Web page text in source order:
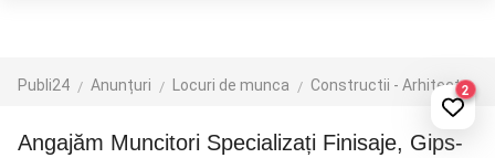
Publi24 Anunțuri Locuri de munca Constructii - Arhitectura - Design2
Angajăm Muncitori Specializați Finisaje, Gips-